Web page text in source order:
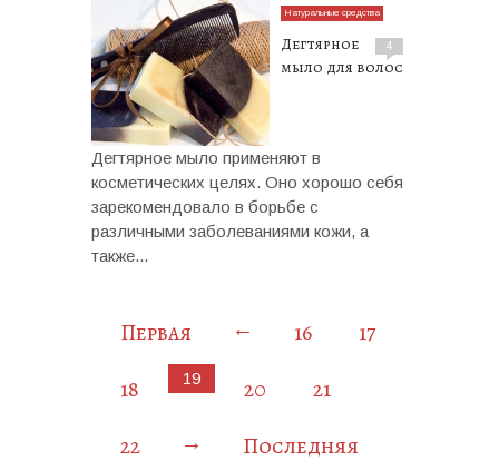
Натуральные средства
4
Дегтярное
мыло для волос
Дегтярное мыло применяют в
косметических целях. Оно хорошо себя
зарекомендовало в борьбе с
различными заболеваниями кожи, а
также...
Первая ← 16
17
18
19 20
21
22
→ Последняя